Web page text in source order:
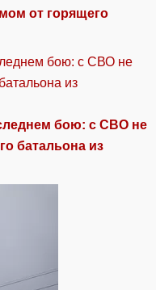
от горящего
бою: с СВО не
батальона из